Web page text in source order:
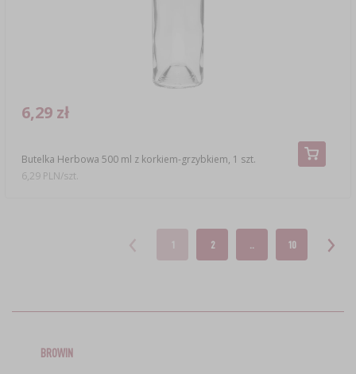
Butelka Herbowa 500 ml z korkiem-grzybkiem, 1 szt.
6,29 zł
6,29 PLN/szt.
1 2 .. 10
BROWIN